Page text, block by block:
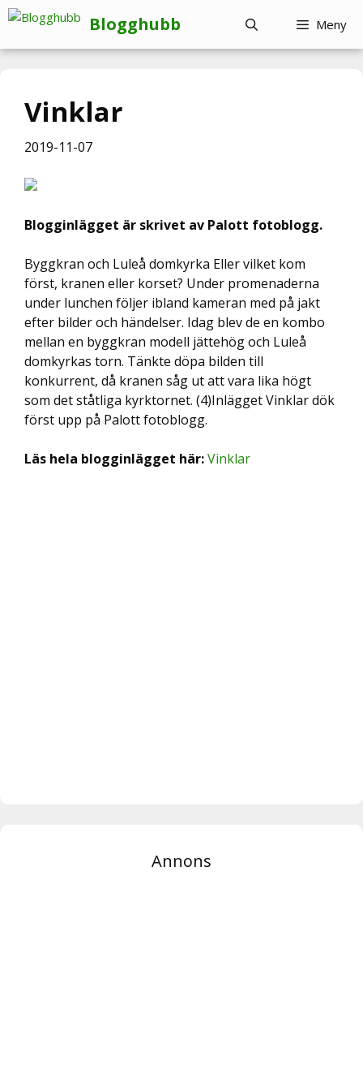
Hoppa
innehåll
Blogghubb Meny
Vinklar
2019-11-07
Blogginlägget är skrivet av Palott fotoblogg.
Byggkran och Luleå domkyrka Eller vilket kom
först, kranen eller korset? Under promenaderna
under lunchen följer ibland kameran med på jakt
efter bilder och händelser. Idag blev de en kombo
mellan en byggkran modell jättehög och Luleå
domkyrkas torn. Tänkte döpa bilden till
konkurrent, då kranen såg ut att vara lika högt
som det ståtliga kyrktornet. (4)Inlägget Vinklar dök
först upp på Palott fotoblogg.
Läs hela blogginlägget här:Vinklar
Annons